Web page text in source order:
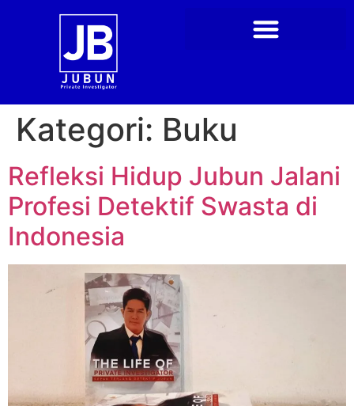
Kategori: Buku
Refleksi Hidup Jubun Jalani
Profesi Detektif Swasta di
Indonesia